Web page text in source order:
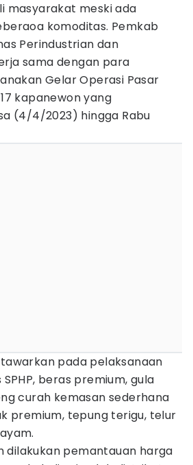
masyarakat meski ada
komoditas. Pemkab
Perindustrian dan
sama dengan para
Gelar Operasi Pasar
kapanewon yang
(4/4/2023) hingga Rabu
pada pelaksanaan
beras premium, gula
curah kemasan sederhana
premium, tepung terigu, telur
dilakukan pemantauan harga